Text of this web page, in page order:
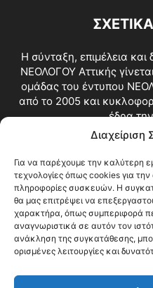
Για να παρέχουμε την καλύτερη
τεχνολογίες όπως cookies για
πληροφορίες συσκευών. Η
θα μας επιτρέψει να
χαρακτήρα, όπως συμπεριφορά
αναγνωριστικά σε αυτόν τον
ανάκληση της συγκατάθεσης,
ορισμένες λειτουργίες και
Η σύνταξη, επιμέλεια και
ΝΕΟΛΟΓΟΥ Αττικής
ομάδας του έντυπου
από το 2005 και
έδρα
Επικοινωνία: